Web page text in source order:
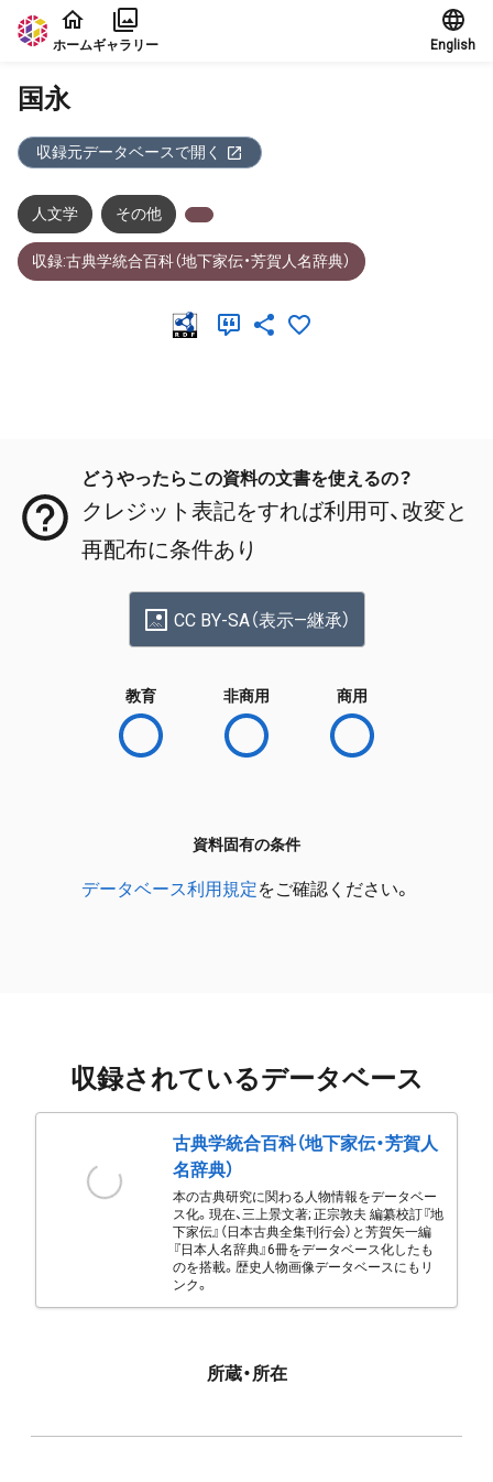
本文に飛ぶ
ホームギャラリー English
国永
収録元データベースで開く
人文学 その他
収録:古典学統合百科（地下家伝・芳賀人名辞典）
どうやったらこの資料の文書を使えるの？
クレジット表記をすれば利用可、改変と
再配布に条件あり
CC BY-SA（表示—継承）
教育 非商用 商用
資料固有の条件
データベース利用規定をご確認ください。
収録されているデータベース
古典学統合百科（地下家伝・芳賀人
名辞典）
本の古典研究に関わる人物情報をデータベー
ス化。現在、三上景文著; 正宗敦夫 編纂校訂『地
下家伝』（日本古典全集刊行会）と芳賀矢一編
『日本人名辞典』6冊をデータベース化したも
のを搭載。歴史人物画像データベースにもリ
ンク。
所蔵・所在